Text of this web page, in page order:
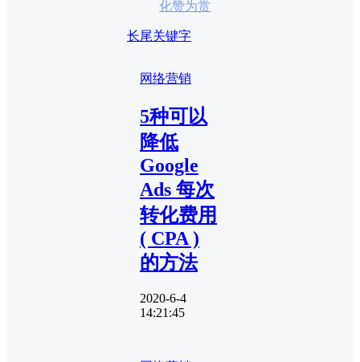
化赞为赏
长尾关键字
网络营销
5种可以
降低
Google
Ads 每次
转化费用
( CPA )
的方法
2020-6-4
14:21:45